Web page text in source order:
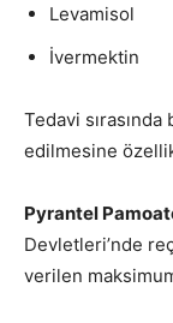
Levamisol
İvermektin
Tedavi
edilmesine
Pyrantel
Devletleri’nde
verilen